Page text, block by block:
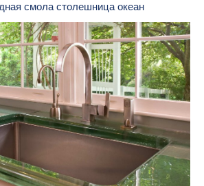
смола столешница океан